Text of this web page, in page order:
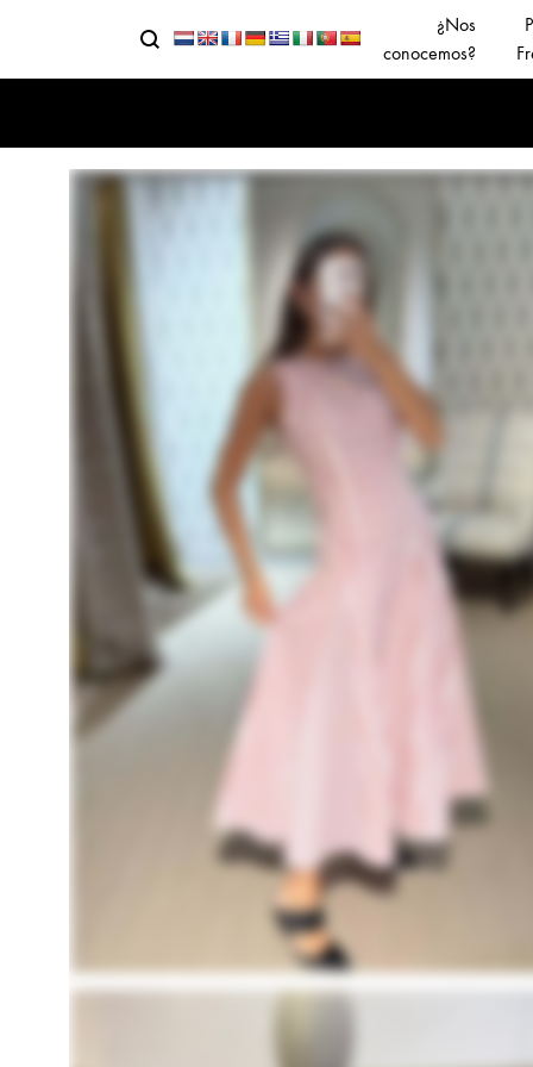
Menu Buscar
¿Nos
conocemos?